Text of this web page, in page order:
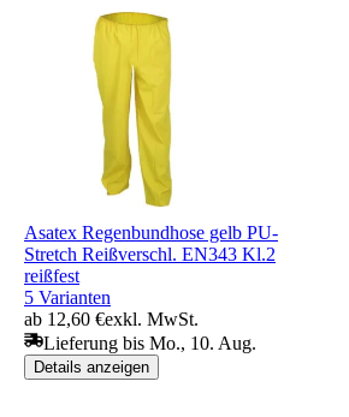
Asatex Regenbundhose gelb PU-
Stretch Reißverschl. EN343 Kl.2
reißfest
5 Varianten
ab 12,60 €exkl. MwSt.
Lieferung bis Mo., 10. Aug.
Details anzeigen